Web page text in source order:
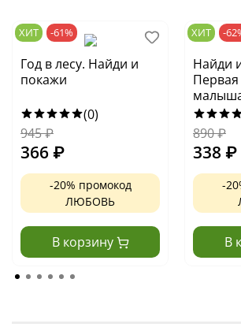
ХИТ -61%
Год в лесу. Найди и
покажи
(0)
945₽
366 ₽
-20% промокод
ЛЮБОВЬ
В корзину
ХИТ -
Найди
Первая
890₽
338 ₽
-
В